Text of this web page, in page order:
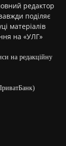
редактор
поділяє
матеріалів
на «УЛГ»
на редакційну